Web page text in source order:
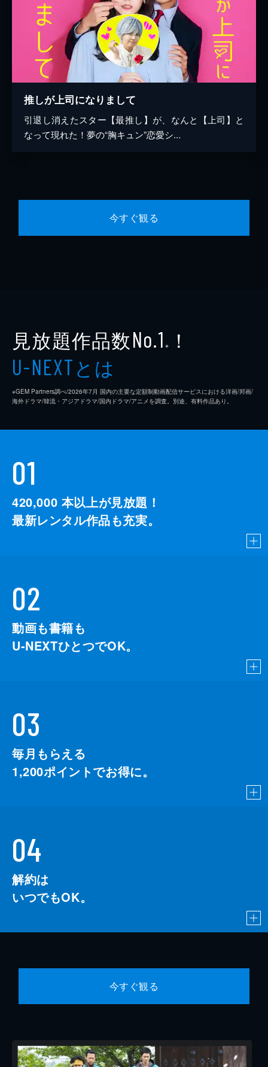
推しが上司になりまして
引退し消えたスター【最推し】が、なんと【上司】と
なって現れた！夢の“胸キュン”恋愛シ...
今すぐ観る
見放題作品数No.1 ※ ！
U-NEXTとは
※GEM Partners調べ/2026年7⽉ 国内の主要な定額制動画配信サービスにおける洋画/邦画/
海外ドラマ/韓流・アジアドラマ/国内ドラマ/アニメを調査。別途、有料作品あり。
01
420,000 本以上が見放題！
最新レンタル作品も充実。
02
動画も書籍も
U-NEXTひとつでOK。
03
毎月もらえる
1,200ポイントでお得に。
04
解約は
いつでもOK。
今すぐ観る